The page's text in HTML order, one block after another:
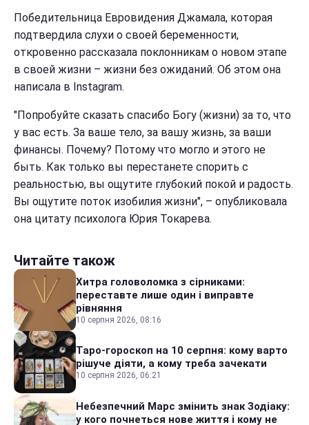
Победительница Евровидения Джамала, которая
подтвердила слухи о своей беременности,
откровенно рассказала поклонникам о новом этапе
в своей жизни – жизни без ожиданий. Об этом она
написала в Instagram.
"Попробуйте сказать спасибо Богу (жизни) за то, что
у вас есть. За ваше тело, за вашу жизнь, за ваши
финансы. Почему? Потому что могло и этого не
быть. Как только вы перестанете спорить с
реальностью, вы ощутите глубокий покой и радость.
Вы ощутите поток изобилия жизни", – опубликовала
она цитату психолога Юрия Токарева.
Читайте також
Хитра головоломка з сірниками:
переставте лише один і виправте
рівняння
10 серпня 2026, 08:16
Таро-гороскоп на 10 серпня: кому варто
рішуче діяти, а кому треба зачекати
10 серпня 2026, 06:21
Небезпечний Марс змінить знак Зодіаку:
у кого почнеться нове життя і кому не